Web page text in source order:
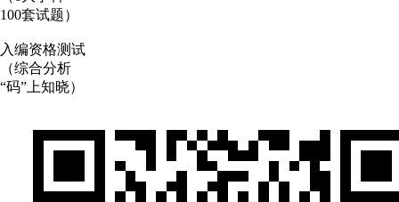
100套试题）
入编资格测试
（综合分析
“码”上知晓）